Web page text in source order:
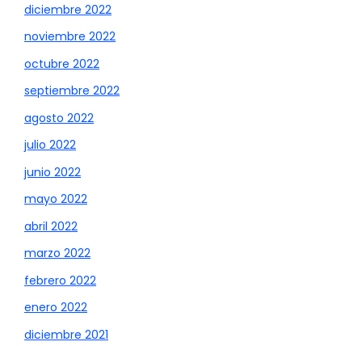
diciembre 2022
noviembre 2022
octubre 2022
septiembre 2022
agosto 2022
julio 2022
junio 2022
mayo 2022
abril 2022
marzo 2022
febrero 2022
enero 2022
diciembre 2021